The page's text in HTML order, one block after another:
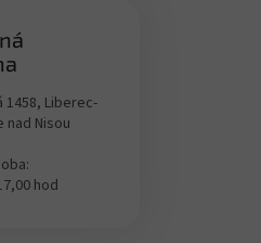
1458, Liberec-
nad Nisou
hod